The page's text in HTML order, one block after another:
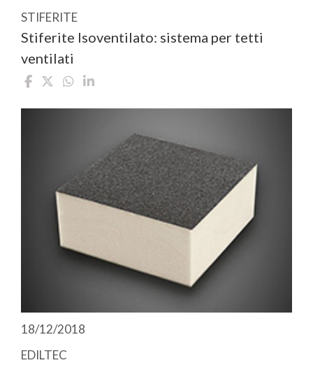
STIFERITE
Stiferite Isoventilato: sistema per tetti
ventilati
18/12/2018
EDILTEC